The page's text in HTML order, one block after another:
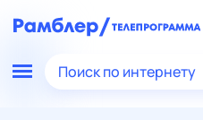
Поиск по интернету